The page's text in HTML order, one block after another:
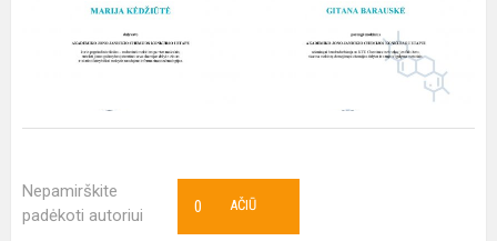
Nepamirškite
padėkoti autoriui
AČIŪ
0